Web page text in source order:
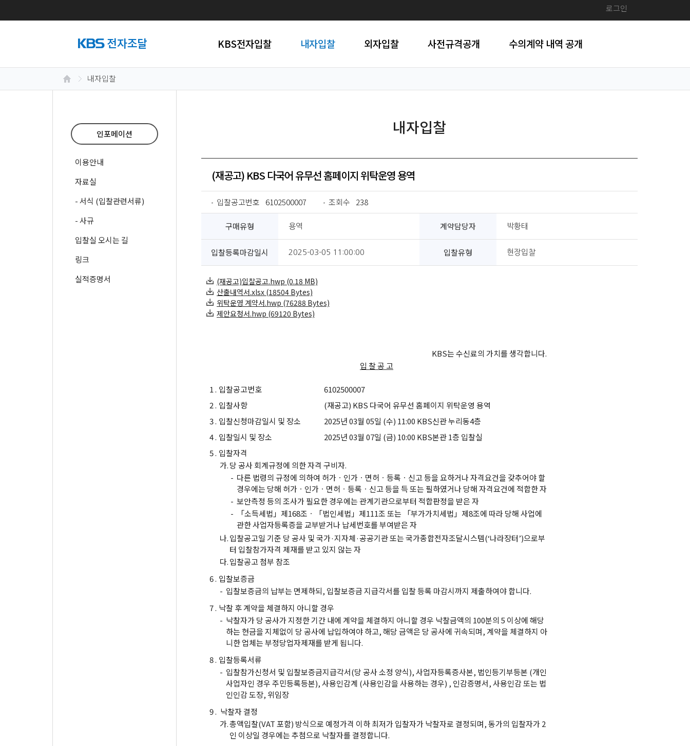
로그인
KBS전자입찰 내자입찰 외자입찰 사전규격공개 수의계약 내역 공개
내자입찰
인포메이션
이용안내
자료실
- 서식 (입찰관련서류)
- 사규
입찰실 오시는 길
링크
실적증명서
내자입찰
(재공고) KBS 다국어 유무선 홈페이지 위탁운영 용역
입찰공고번호 6102500007 조회수 238
구매유형 용역 계약담당자 박황태
입찰등록마감일시 2025-03-05 11:00:00 입찰유형 현장입찰
(재공고)입찰공고.hwp (0.18 MB)
산출내역서.xlsx (18504 Bytes)
위탁운영 계약서.hwp (76288 Bytes)
제안요청서.hwp (69120 Bytes)
KBS는 수신료의 가치를 생각합니다.
입 찰 공 고
1 . 입찰공고번호
6102500007
2 . 입찰사항
(재공고) KBS 다국어 유무선 홈페이지 위탁운영 용역
3 . 입찰신청마감일시 및 장소
2025년 03월 05일 (수) 11:00 KBS신관 누리동4층
4 . 입찰일시 및 장소
2025년 03월 07일 (금) 10:00 KBS본관 1층 입찰실
5 . 입찰자격
가.당 공사 회계규정에 의한 자격 구비자.
- 다른 법령의 규정에 의하여 허가ㆍ인가ㆍ면허ㆍ등록ㆍ신고 등을 요하거나 자격요건을 갖추어야 할
경우에는 당해 허가ㆍ인가ㆍ면허ㆍ등록ㆍ신고 등을 득 또는 필하였거나 당해 자격요건에 적합한 자
- 보안측정 등의 조사가 필요한 경우에는 관계기관으로부터 적합판정을 받은 자
-
「소득세법」제168조ㆍ「법인세법」제111조 또는 「부가가치세법」제8조에 따라 당해 사업에
관한 사업자등록증을 교부받거나 납세번호를 부여받은 자
나.입찰공고일 기준 당 공사 및 국가·지자체·공공기관 또는 국가종합전자조달시스템(‘나라장터’)으로부
터 입찰참가자격 제재를 받고 있지 않는 자
다.입찰공고 첨부 참조
6 . 입찰보증금
- 입찰보증금의 납부는 면제하되, 입찰보증금 지급각서를 입찰 등록 마감시까지 제출하여야 합니다.
7 . 낙찰 후 계약을 체결하지 아니할 경우
- 낙찰자가 당 공사가 지정한 기간 내에 계약을 체결하지 아니할 경우 낙찰금액의 100분의 5 이상에 해당
하는 현금을 지체없이 당 공사에 납입하여야 하고, 해당 금액은 당 공사에 귀속되며, 계약을 체결하지 아
니한 업체는 부정당업자제재를 받게 됩니다.
8 . 입찰등록서류
- 입찰참가신청서 및 입찰보증금지급각서(당 공사 소정 양식), 사업자등록증사본, 법인등기부등본 (개인
사업자인 경우 주민등록등본), 사용인감계 (사용인감을 사용하는 경우) , 인감증명서, 사용인감 또는 법
인인감 도장, 위임장
9 . 낙찰자 결정
가.총액입찰(VAT 포함) 방식으로 예정가격 이하 최저가 입찰자가 낙찰자로 결정되며, 동가의 입찰자가 2
인 이상일 경우에는 추첨으로 낙찰자를 결정합니다.